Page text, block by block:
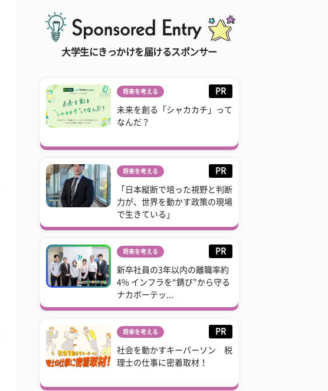
大学生にきっかけを届けるスポンサー
将来を考える PR
未来を創る「シャカカチ」って
なんだ？
将来を考える PR
「日本縦断で培った視野と判断
力が、世界を動かす政策の現場
で生きている」
将来を考える PR
新卒社員の3年以内の離職率約
4% インフラを“錆び”から守る
ナカボーテッ...
将来を考える PR
社会を動かすキーパーソン 税
理士の仕事に密着取材！